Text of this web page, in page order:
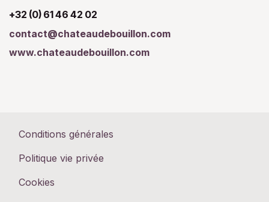
+32 (0) 61 46 42 02
contact@chateaudebouillon.com
www.chateaudebouillon.com
Conditions générales
Politique vie privée
Cookies